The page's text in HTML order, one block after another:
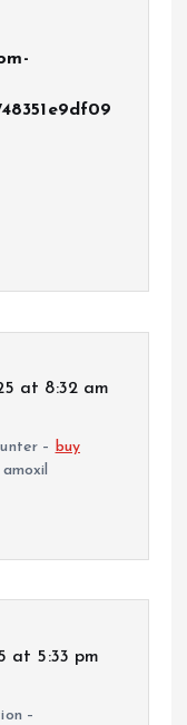
at 8:32 am
–
buy
at 5:33 pm
–